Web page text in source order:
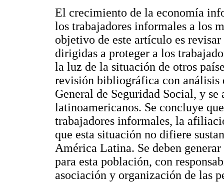
El crecimiento de la economía
los trabajadores informales a los
objetivo de este artículo es
dirigidas a proteger a los
la luz de la situación de otros
revisión bibliográfica con análisis
General de Seguridad Social, y
latinoamericanos. Se concluye
trabajadores informales, la
que esta situación no difiere
América Latina. Se deben
para esta población, con
asociación y organización de las